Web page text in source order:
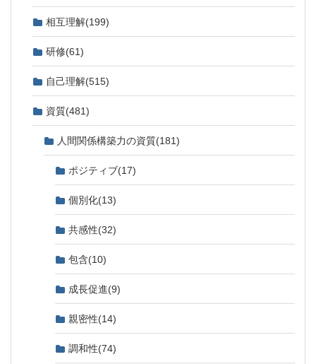
相互理解(199)
研修(61)
自己理解(515)
資質(481)
人間関係構築力の資質(181)
ポジティブ(17)
個別化(13)
共感性(32)
包含(10)
成長促進(9)
親密性(14)
調和性(74)